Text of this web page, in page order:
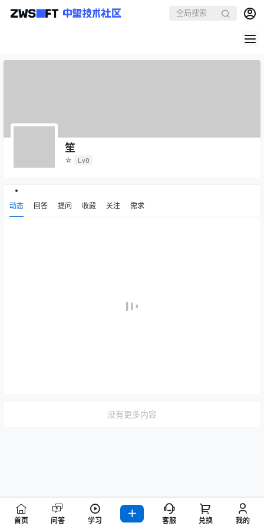
笙
☆ Lv0
动态 回答 提问 收藏 关注 需求
没有更多内容
首页 问答 学习 客服 兑换 我的